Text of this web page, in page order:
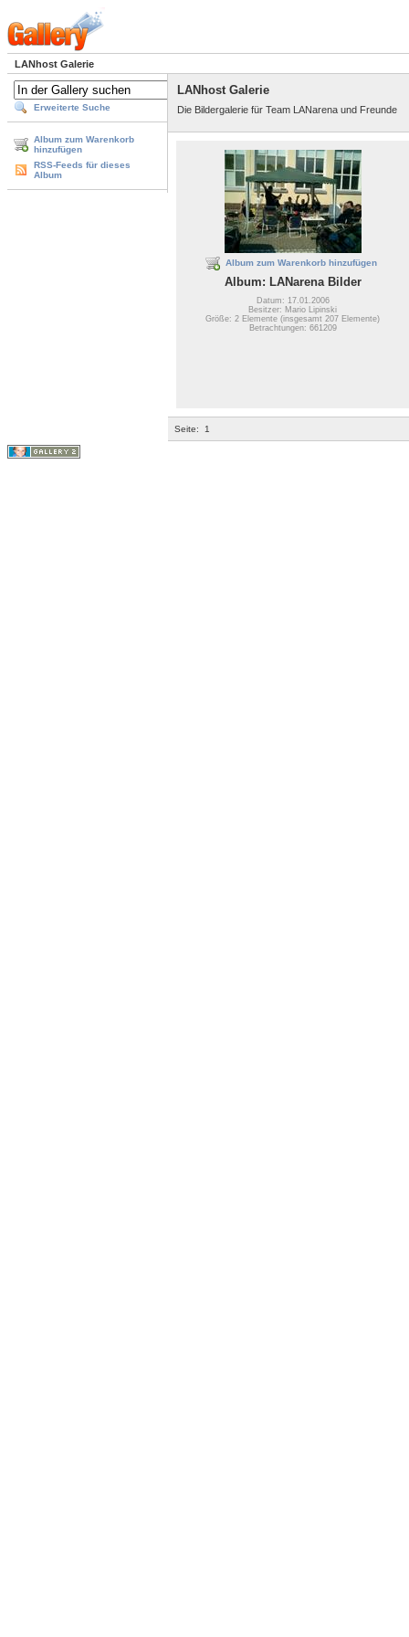
LANhost Galerie
Erweiterte Suche
Album zum Warenkorb
hinzufügen
RSS-Feeds für dieses
Album
LANhost Galerie
Die Bildergalerie für Team LANarena und Freunde
Album zum Warenkorb hinzufügen
Album: LANarena Bilder
Datum: 17.01.2006
Besitzer: Mario Lipinski
Größe: 2 Elemente (insgesamt 207 Elemente)
Betrachtungen: 661209
Seite: 1